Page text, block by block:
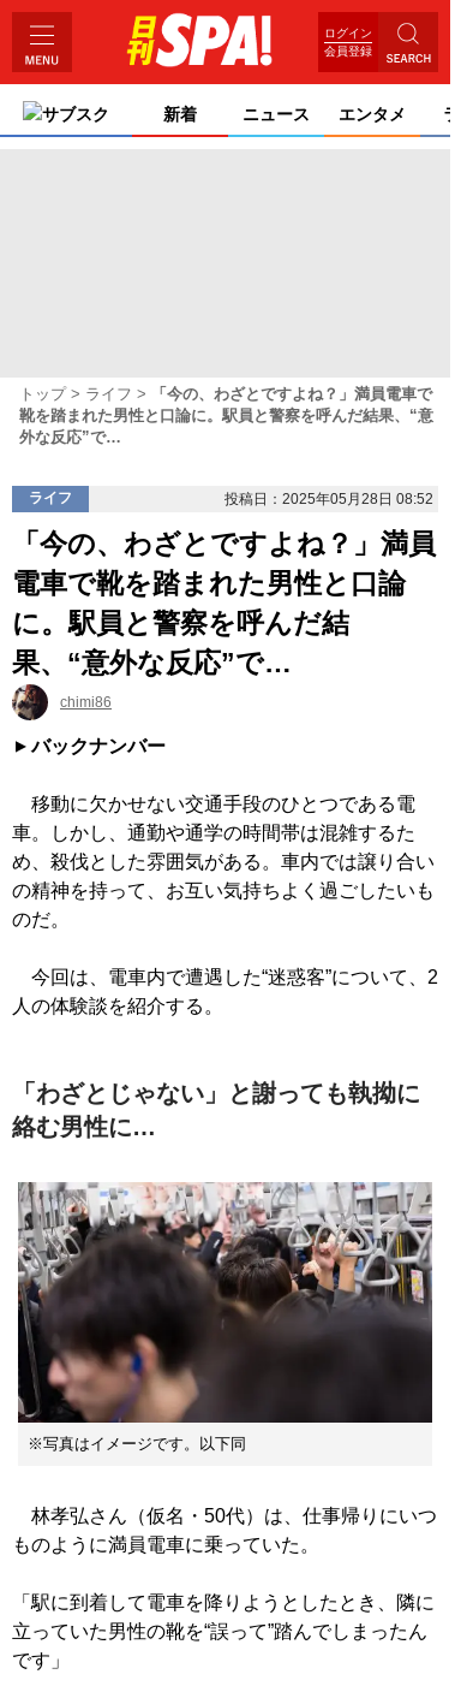
ログイン
会員登録
サブスク 新着 ニュース エンタメ
トップ ライフ
「今の、わざとですよね？」満員電車で
靴を踏まれた男性と口論に。駅員と警察を呼んだ結果、“意
外な反応”で…
ライフ 投稿日：2025年05月28日 08:52
「今の、わざとですよね？」満員
電車で靴を踏まれた男性と口論
に。駅員と警察を呼んだ結
果、“意外な反応”で…
chimi86
バックナンバー
移動に欠かせない交通手段のひとつである電
車。しかし、通勤や通学の時間帯は混雑するた
め、殺伐とした雰囲気がある。車内では譲り合い
の精神を持って、お互い気持ちよく過ごしたいも
のだ。
今回は、電車内で遭遇した“迷惑客”について、2
人の体験談を紹介する。
「わざとじゃない」と謝っても執拗に
絡む男性に…
※写真はイメージです。以下同
林孝弘さん（仮名・50代）は、仕事帰りにいつ
ものように満員電車に乗っていた。
「駅に到着して電車を降りようとしたとき、隣に
立っていた男性の靴を“誤って”踏んでしまったん
です」